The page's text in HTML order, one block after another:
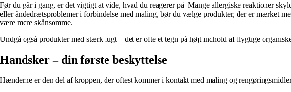
Før du går i gang, er det vigtigt at vide, hvad du reagerer på. Mange allergiske reaktioner
eller åndedrætsproblemer i forbindelse med maling, bør du vælge produkter, der er mærket
være mere skånsomme.
Undgå også produkter med stærk lugt – det er ofte et tegn på højt indhold af flygtige
Handsker – din første beskyttelse
Hænderne er den del af kroppen, der oftest kommer i kontakt med maling og